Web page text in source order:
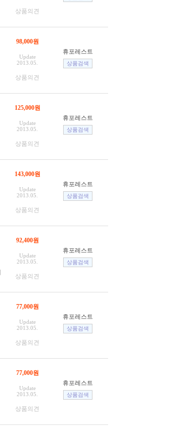
상품의견
98,000원
Update
2013.05.
상품의견
휴포레스트
125,000원
Update
2013.05.
상품의견
휴포레스트
143,000원
Update
2013.05.
상품의견
휴포레스트
92,400원
Update
2013.05.
상품의견
휴포레스트
77,000원
Update
2013.05.
상품의견
휴포레스트
77,000원
Update
2013.05.
상품의견
휴포레스트